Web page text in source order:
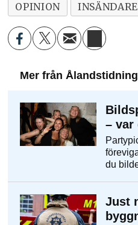
OPINION INSÄNDARE